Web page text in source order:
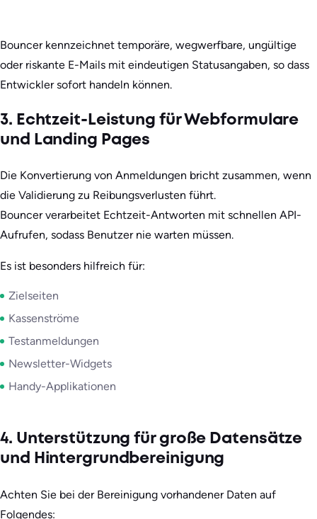
Bouncer kennzeichnet temporäre, wegwerfbare, ungültige
oder riskante E-Mails mit eindeutigen Statusangaben, so dass
Entwickler sofort handeln können.
3. Echtzeit-Leistung für Webformulare
und Landing Pages
Die Konvertierung von Anmeldungen bricht zusammen, wenn
die Validierung zu Reibungsverlusten führt.
Bouncer verarbeitet Echtzeit-Antworten mit schnellen API-
Aufrufen, sodass Benutzer nie warten müssen.
Es ist besonders hilfreich für:
Zielseiten
Kassenströme
Testanmeldungen
Newsletter-Widgets
Handy-Applikationen
4. Unterstützung für große Datensätze
und Hintergrundbereinigung
Achten Sie bei der Bereinigung vorhandener Daten auf
Folgendes: